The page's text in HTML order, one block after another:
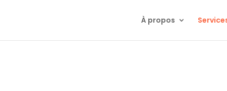
À propos